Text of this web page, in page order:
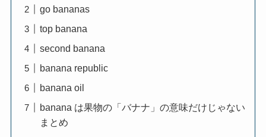
go bananas
top banana
second banana
banana republic
banana oil
banana は果物の「バナナ」の意味だけじゃない
まとめ